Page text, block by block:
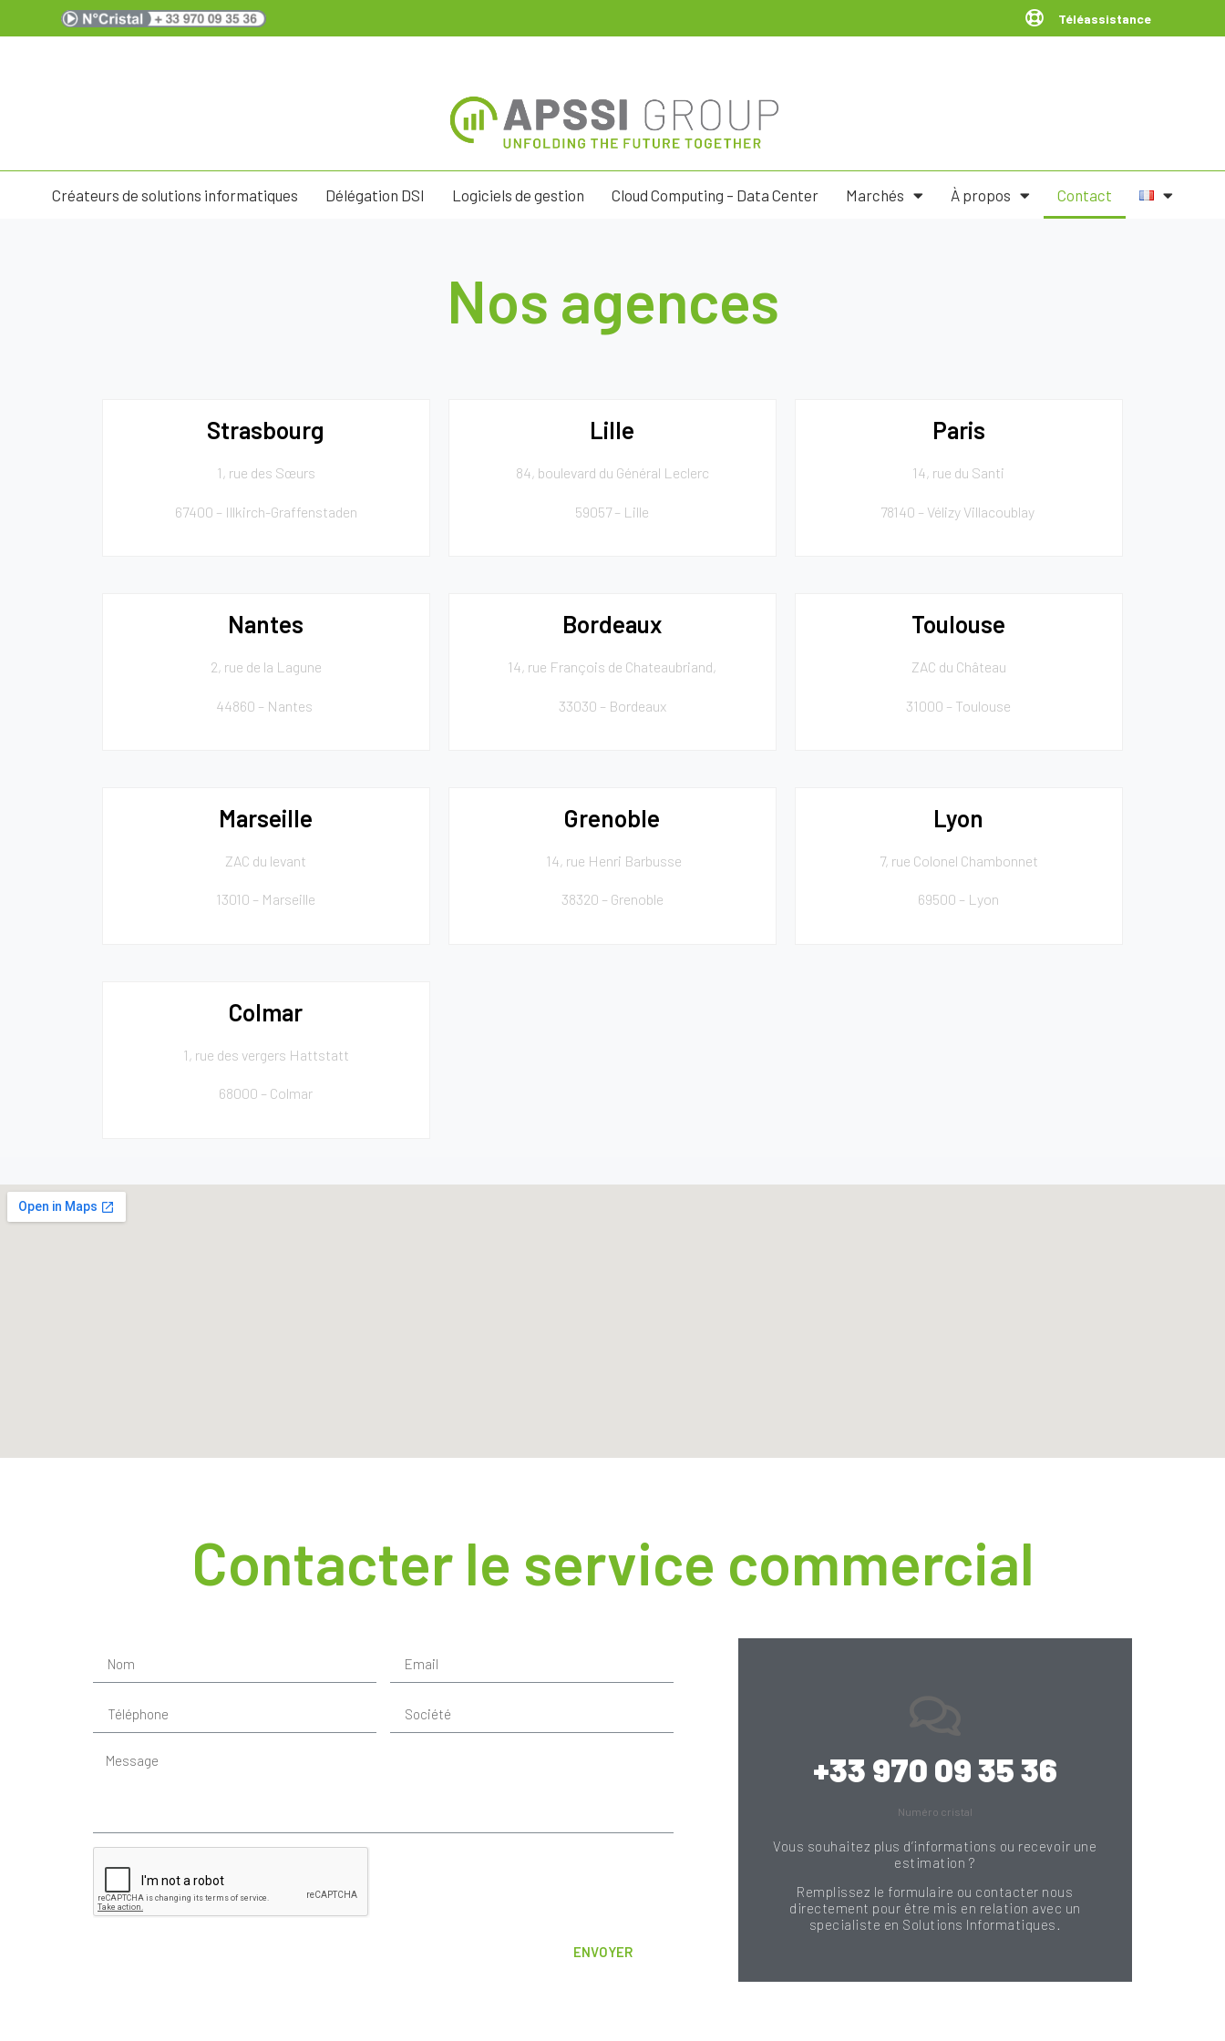
Téléassistance
Créateurs de solutions informatiques Délégation DSI Logiciels de gestion Cloud Computing – Data Center Marchés À propos Contact
Nos agences
Strasbourg
1, rue des Sœurs
67400 – Illkirch-Graffenstaden
Lille
84, boulevard du Général Leclerc
59057 – Lille
Paris
14, rue du Santi
78140 – Vélizy Villacoublay
Nantes
2, rue de la Lagune
44860 – Nantes
Bordeaux
14, rue François de Chateaubriand,
33030 – Bordeaux
Toulouse
ZAC du Château
31000 – Toulouse
Marseille
ZAC du levant
13010 – Marseille
Grenoble
14, rue Henri Barbusse
38320 – Grenoble
Lyon
7, rue Colonel Chambonnet
69500 – Lyon
Colmar
1, rue des vergers Hattstatt
68000 – Colmar
Contacter le service commercial
ENVOYER
+33 970 09 35 36
Numéro cristal
Vous souhaitez plus d’informations ou recevoir une
estimation ?
Remplissez le formulaire ou contacter nous
directement pour être mis en relation avec un
specialiste en Solutions Informatiques.